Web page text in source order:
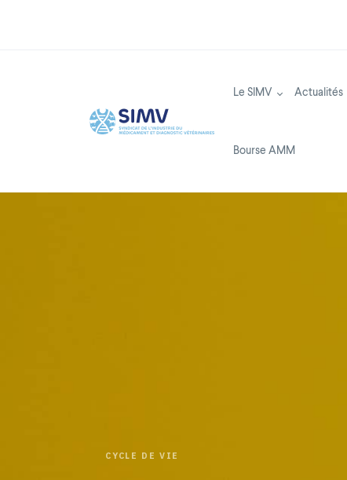
Le SIMV Actualités
Bourse AMM
CYCLE DE VIE